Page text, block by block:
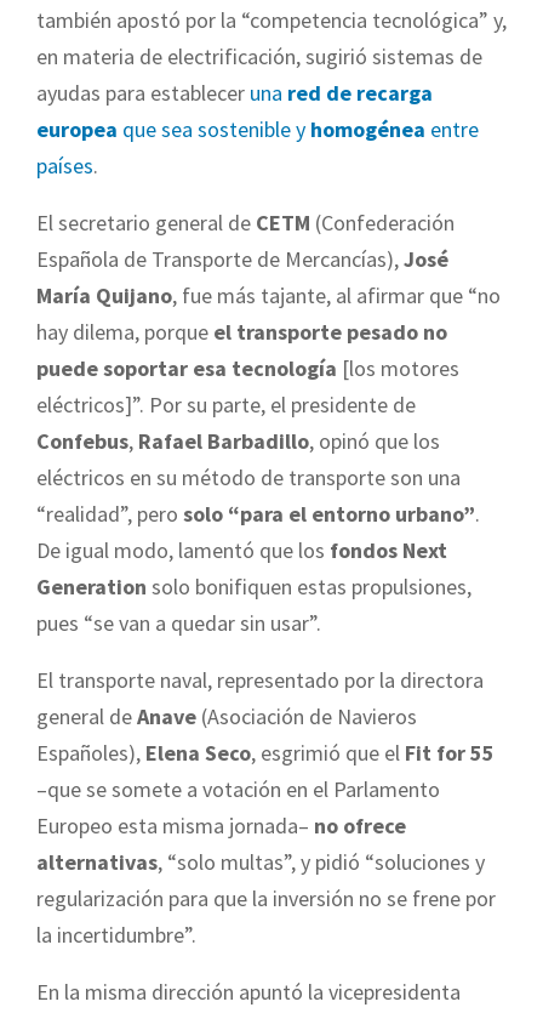
también apostó por la “competencia tecnológica” y,
en materia de electrificación, sugirió sistemas de
ayudas para establecer una red de recarga
europea que sea sostenible y homogénea entre
países.
El secretario general de CETM (Confederación
Española de Transporte de Mercancías),José
María Quijano, fue más tajante, al afirmar que “no
hay dilema, porque el transporte pesado no
puede soportar esa tecnología [los motores
eléctricos]”. Por su parte, el presidente de
Confebus, Rafael Barbadillo, opinó que los
eléctricos en su método de transporte son una
“realidad”, pero solo “para el entorno urbano”.
De igual modo, lamentó que los fondos Next
Generation solo bonifiquen estas propulsiones,
pues “se van a quedar sin usar”.
El transporte naval, representado por la directora
general deAnave (Asociación de Navieros
Españoles), Elena Seco, esgrimió que el Fit for 55
–que se somete a votación en el Parlamento
Europeo esta misma jornada– no ofrece
alternativas, “solo multas”, y pidió “soluciones y
regularización para que la inversión no se frene por
la incertidumbre”.
En la misma dirección apuntó la vicepresidenta